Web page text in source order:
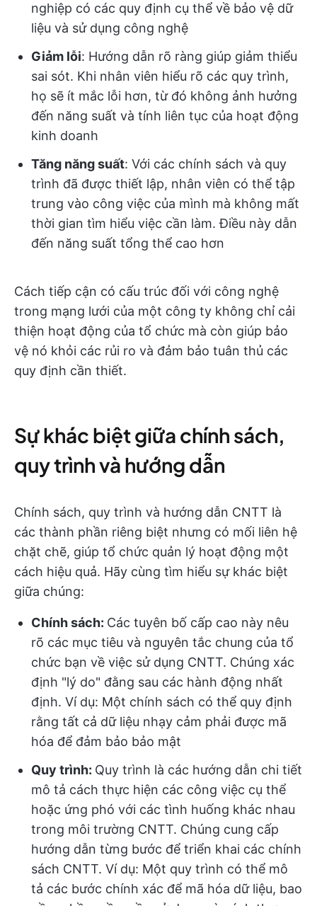
nghiệp có các quy định cụ thể về bảo vệ dữ
liệu và sử dụng công nghệ
Giảm lỗi: Hướng dẫn rõ ràng giúp giảm thiểu
sai sót. Khi nhân viên hiểu rõ các quy trình,
họ sẽ ít mắc lỗi hơn, từ đó không ảnh hưởng
đến năng suất và tính liên tục của hoạt động
kinh doanh
Tăng năng suất: Với các chính sách và quy
trình đã được thiết lập, nhân viên có thể tập
trung vào công việc của mình mà không mất
thời gian tìm hiểu việc cần làm. Điều này dẫn
đến năng suất tổng thể cao hơn
Cách tiếp cận có cấu trúc đối với công nghệ
trong mạng lưới của một công ty không chỉ cải
thiện hoạt động của tổ chức mà còn giúp bảo
vệ nó khỏi các rủi ro và đảm bảo tuân thủ các
quy định cần thiết.
Sự khác biệt giữa chính sách,
quy trình và hướng dẫn
Chính sách, quy trình và hướng dẫn CNTT là
các thành phần riêng biệt nhưng có mối liên hệ
chặt chẽ, giúp tổ chức quản lý hoạt động một
cách hiệu quả. Hãy cùng tìm hiểu sự khác biệt
giữa chúng:
Chính sách: Các tuyên bố cấp cao này nêu
rõ các mục tiêu và nguyên tắc chung của tổ
chức bạn về việc sử dụng CNTT. Chúng xác
định "lý do" đằng sau các hành động nhất
định. Ví dụ: Một chính sách có thể quy định
rằng tất cả dữ liệu nhạy cảm phải được mã
hóa để đảm bảo bảo mật
Quy trình: Quy trình là các hướng dẫn chi tiết
mô tả cách thực hiện các công việc cụ thể
hoặc ứng phó với các tình huống khác nhau
trong môi trường CNTT. Chúng cung cấp
hướng dẫn từng bước để triển khai các chính
sách CNTT. Ví dụ: Một quy trình có thể mô
tả các bước chính xác để mã hóa dữ liệu, bao